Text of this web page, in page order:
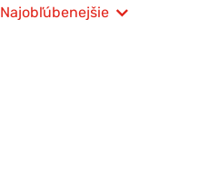
Najobľúbenejšie